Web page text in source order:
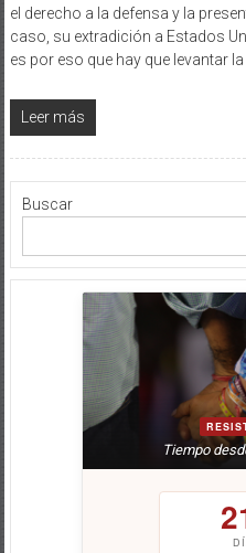
el derecho a la defensa y la
caso, su extradición a Estados
es por eso que hay que levantar
Leer más
Buscar
Tiempo